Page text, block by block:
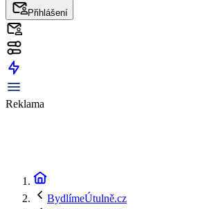
Přihlášení
Reklama
BydlímeÚtulně.cz